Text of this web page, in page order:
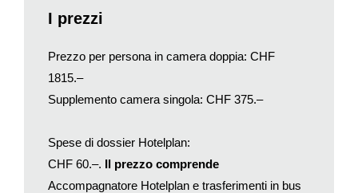
comodo torpedone per Milano Malpensa. Volo charter per
trasferimento in hotel. Tempo a disposizione per il pranzo
libero. Visita panoramica di Tirana, che include la visita alla
Moschea di Ethem Bey e al Museo Storico Nazionale. La città,
locali alla moda, gallerie d’arte e centri culturali. Rientro in
hotel. Cena in ristorante e pernottamento.
23 luglio – Tirana/Fier/Apollonia/Berat (180 km) Prima
I prezzi
Prezzo per persona in camera doppia: CHF
1815.–
Supplemento camera singola: CHF 375.–
Spese di dossier Hotelplan:
CHF 60.–. Il prezzo comprende
Accompagnatore Hotelplan e trasferimenti in bus